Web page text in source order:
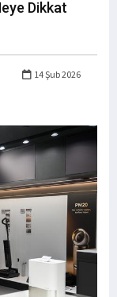
Dikkat
14 Şub 2026